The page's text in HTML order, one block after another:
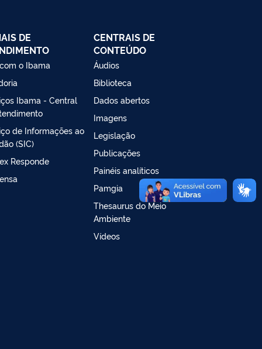
DE
o Ibama
Ibama - Central
de Informações ao
(SIC)
Responde
CENTRAIS DE
CONTEÚDO
Áudios
Biblioteca
Dados abertos
Imagens
Legislação
Publicações
Painéis analíticos
Pamgia
Thesaurus do Meio
Ambiente
Vídeos